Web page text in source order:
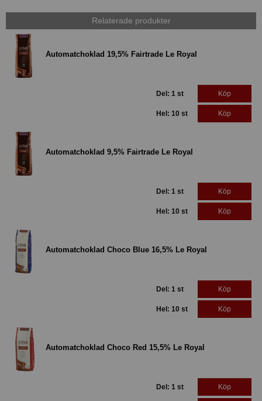
Relaterade produkter
Automatchoklad 19,5% Fairtrade Le Royal
Del: 1 st Köp
Hel: 10 st Köp
Automatchoklad 9,5% Fairtrade Le Royal
Del: 1 st Köp
Hel: 10 st Köp
Automatchoklad Choco Blue 16,5% Le Royal
Del: 1 st Köp
Hel: 10 st Köp
Automatchoklad Choco Red 15,5% Le Royal
Del: 1 st Köp